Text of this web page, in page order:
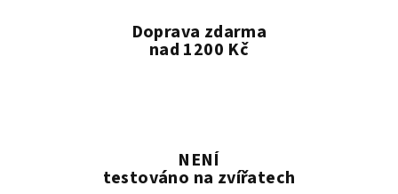
Doprava zdarma
nad 1200 Kč
NENÍ
testováno na zvířatech